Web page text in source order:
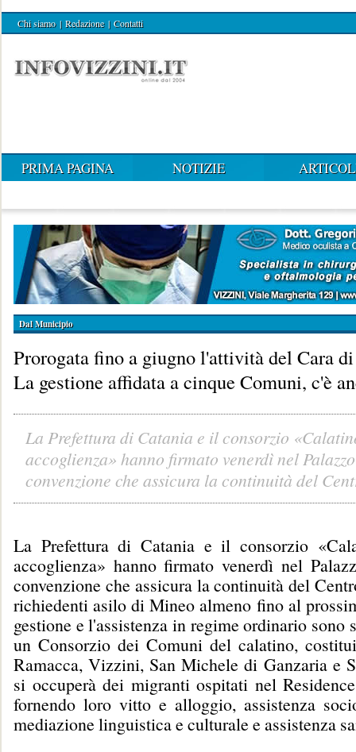
Chi siamo | Redazione | Contatti
PRIMA PAGINA NOTIZIE
Dal Municipio
Prorogata fino a giugno l'attività del Cara
La gestione affidata a cinque Comuni, c'è
La Prefettura di Catania e il consorzio
accoglienza» hanno firmato venerdì nel
convenzione che assicura la continuità del
La Prefettura di Catania e il consorzio
accoglienza» hanno firmato venerdì nel
convenzione che assicura la continuità del
richiedenti asilo di Mineo almeno fino al
gestione e l'assistenza in regime ordinario sono
un Consorzio dei Comuni del calatino,
Ramacca, Vizzini, San Michele di Ganzaria e
si occuperà dei migranti ospitati nel
fornendo loro vitto e alloggio, assistenza
mediazione linguistica e culturale e assistenza